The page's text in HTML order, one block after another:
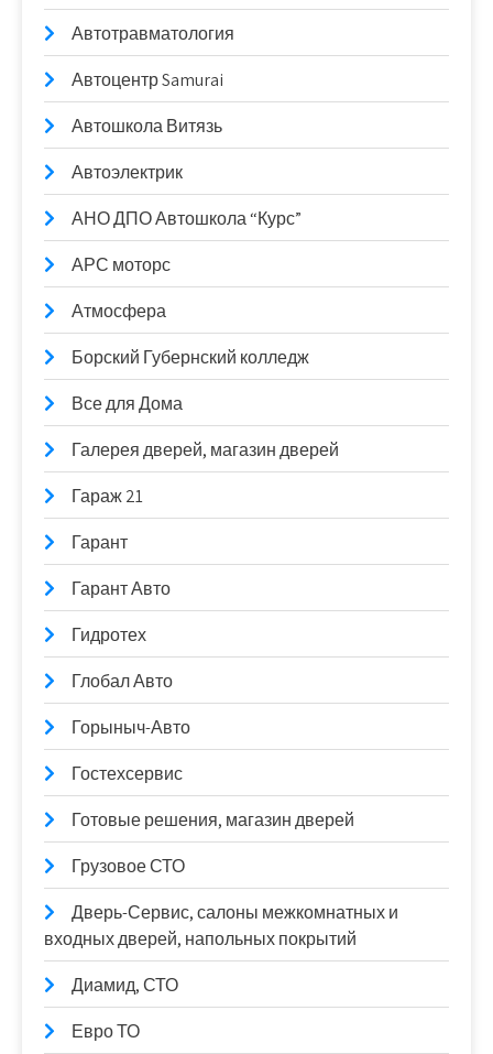
Автотравматология
Автоцентр Samurai
Автошкола Витязь
Автоэлектрик
АНО ДПО Автошкола “Курс”
АРС моторс
Атмосфера
Борский Губернский колледж
Все для Дома
Галерея дверей, магазин дверей
Гараж 21
Гарант
Гарант Авто
Гидротех
Глобал Авто
Горыныч-Авто
Гостехсервис
Готовые решения, магазин дверей
Грузовое СТО
Дверь-Сервис, салоны межкомнатных и
входных дверей, напольных покрытий
Диамид, СТО
Евро ТО